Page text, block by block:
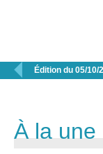
 Édition du 05/10/
À la une